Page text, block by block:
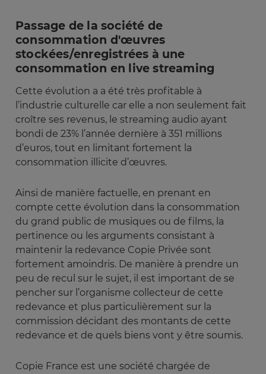
Passage de la société de
consommation d'œuvres
stockées/enregistrées à une
consommation en live streaming
Cette évolution a a été très profitable à
l’industrie culturelle car elle a non seulement fait
croître ses revenus, le streaming audio ayant
bondi de 23% l’année dernière à 351 millions
d’euros, tout en limitant fortement la
consommation illicite d’œuvres.
Ainsi de manière factuelle, en prenant en
compte cette évolution dans la consommation
du grand public de musiques ou de films, la
pertinence ou les arguments consistant à
maintenir la redevance Copie Privée sont
fortement amoindris. De manière à prendre un
peu de recul sur le sujet, il est important de se
pencher sur l’organisme collecteur de cette
redevance et plus particulièrement sur la
commission décidant des montants de cette
redevance et de quels biens vont y être soumis.
Copie France est une société chargée de